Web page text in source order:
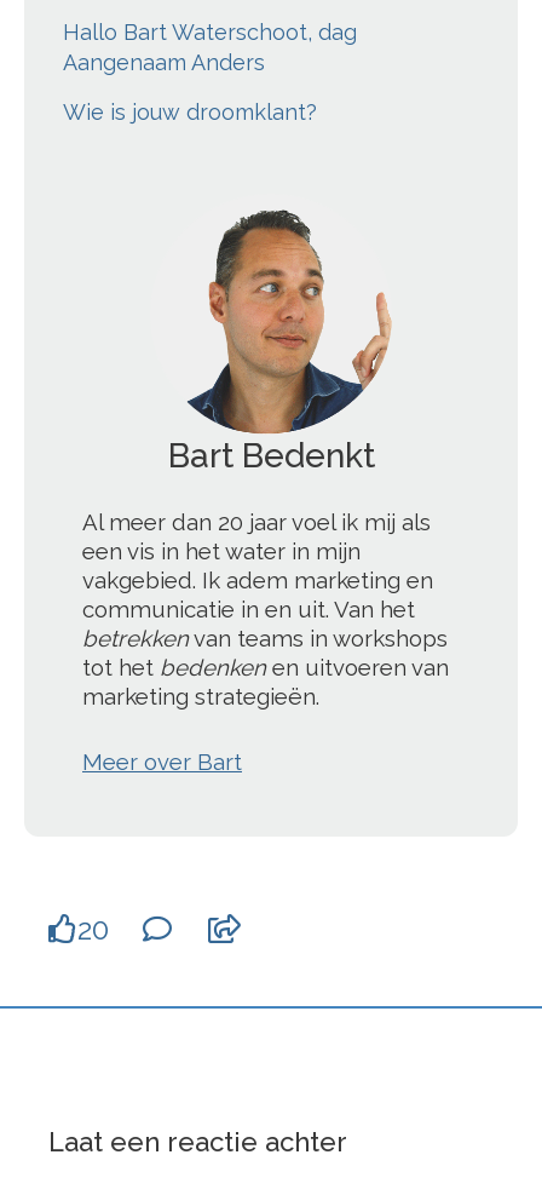
Hallo Bart Waterschoot, dag
Aangenaam Anders
Wie is jouw droomklant?
';
Al meer dan 20 jaar voel ik mij als
een vis in het water in mijn
vakgebied. Ik adem marketing en
communicatie in en uit. Van het
betrekkenvan teams in workshops
tot het bedenkenen uitvoeren van
marketing strategieën.
Meer over Bart
20
Laat een reactie achter